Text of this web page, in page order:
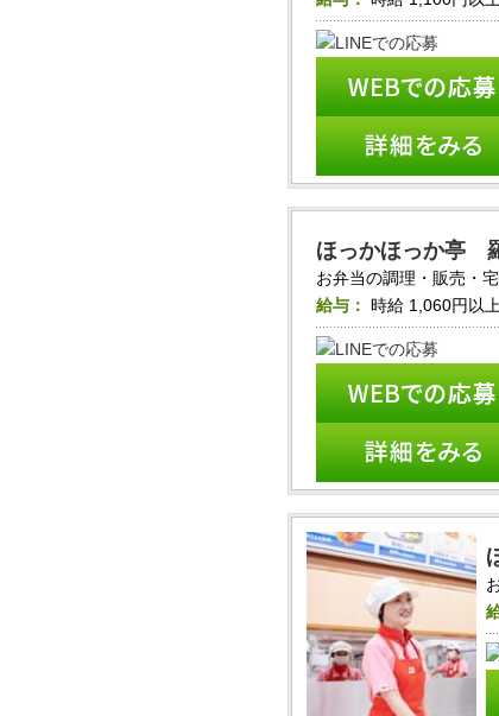
ほっかほっか亭
お弁当の調理・販売・
給与： 時給 1,060円以上